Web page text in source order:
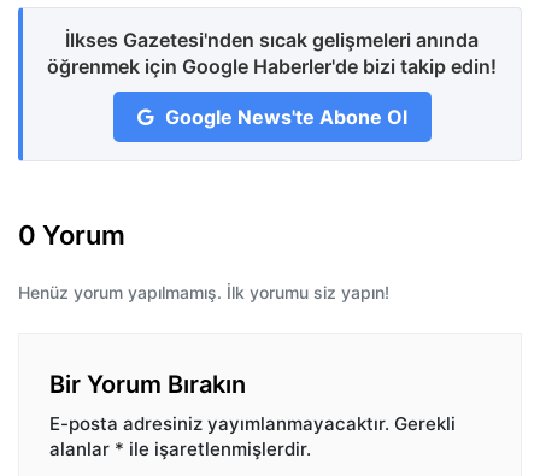
İlkses Gazetesi'nden sıcak gelişmeleri anında
öğrenmek için Google Haberler'de bizi takip edin!
Google News'te Abone Ol
0 Yorum
Henüz yorum yapılmamış. İlk yorumu siz yapın!
Bir Yorum Bırakın
E-posta adresiniz yayımlanmayacaktır. Gerekli
alanlar * ile işaretlenmişlerdir.